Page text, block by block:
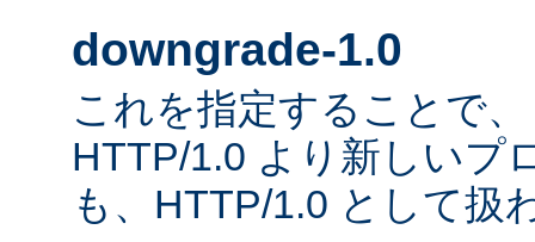
downgrade-1.0
これを指定することで
HTTP/1.0 より新しいプ
も、HTTP/1.0 として扱